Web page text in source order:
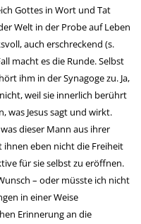
Gottes in Wort und Tat
Welt in der Probe auf Leben
auch erschreckend (s.
macht es die Runde. Selbst
ihm in der Synagoge zu. Ja,
weil sie innerlich berührt
was Jesus sagt und wirkt.
dieser Mann aus ihrer
ihnen eben nicht die Freiheit
für sie selbst zu eröffnen.
– oder müsste ich nicht
in einer Weise
Erinnerung an die